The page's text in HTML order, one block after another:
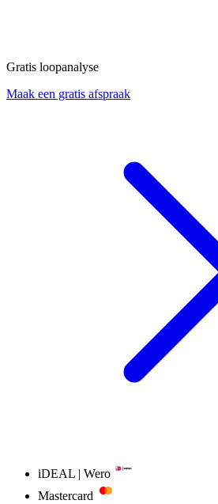
Gratis loopanalyse
Maak een gratis afspraak
iDEAL | Wero
Mastercard